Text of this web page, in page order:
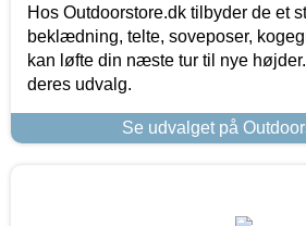
Hos Outdoorstore.dk tilbyder de et
beklædning, telte, soveposer,
kan løfte din næste tur til nye
deres udvalg.
Se udvalget på